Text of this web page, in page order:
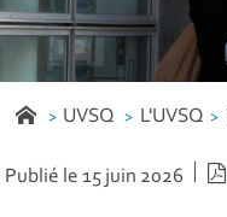
UVSQ L'UVSQ
Publié le 15 juin 2026